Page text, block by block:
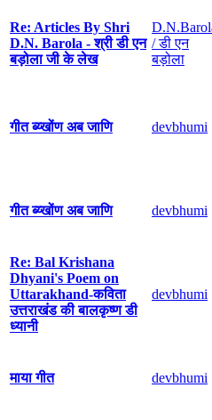
Re: Articles By Shri
D.N. Barola - श्री डी एन
बड़ोला जी के लेख
/ डी एन
बड़ोला
गीत ब्य्खोंण अब जाणि devbhumi
गीत ब्य्खोंण अब जाणि devbhumi
Re: Bal Krishana
Dhyani's Poem on
Uttarakhand-कविता
उत्तराखंड की बालकृष्ण डी
ध्यानी
devbhumi
माया गीत devbhumi